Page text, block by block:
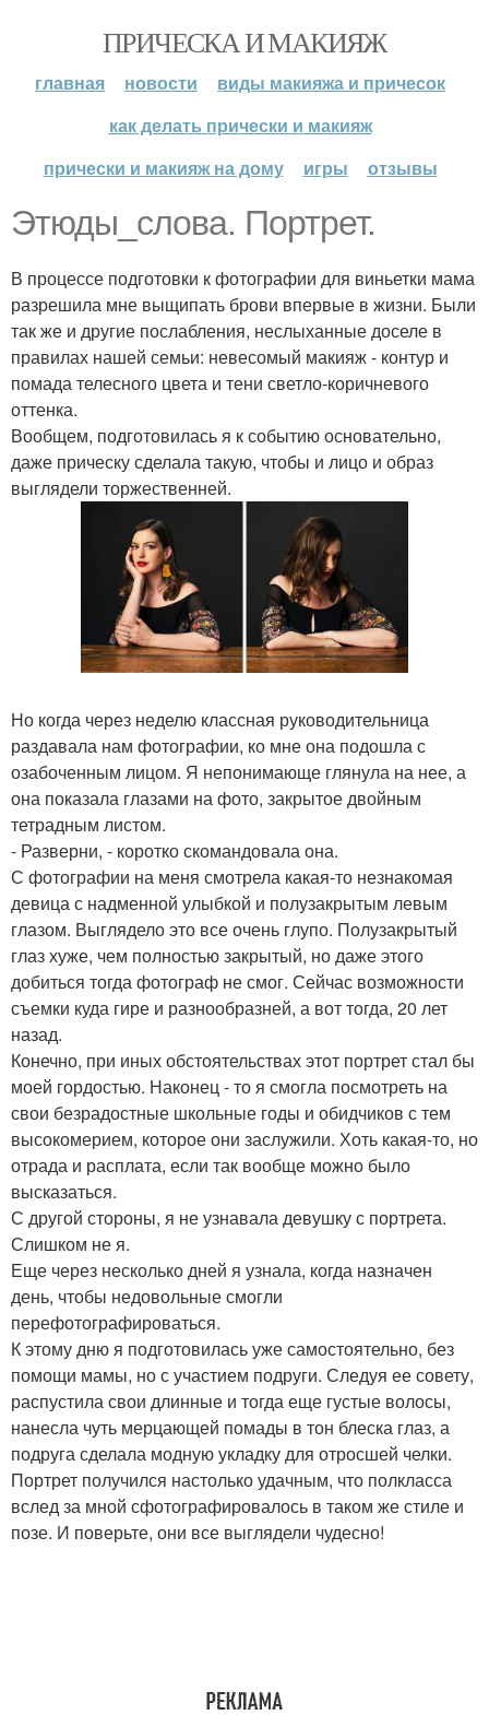
ПРИЧЕСКА И МАКИЯЖ
главная новости
виды макияжа и причесок
как делать прически и макияж
прически и макияж на дому
игры отзывы
Этюды_слова. Портрет.
В процессе подготовки к фотографии для виньетки мама
разрешила мне выщипать брови впервые в жизни. Были
так же и другие послабления, неслыханные доселе в
правилах нашей семьи: невесомый макияж - контур и
помада телесного цвета и тени светло-коричневого
оттенка.
Вообщем, подготовилась я к событию основательно,
даже прическу сделала такую, чтобы и лицо и образ
выглядели торжественней.
Но когда через неделю классная руководительница
раздавала нам фотографии, ко мне она подошла с
озабоченным лицом. Я непонимающе глянула на нее, а
она показала глазами на фото, закрытое двойным
тетрадным листом.
- Разверни, - коротко скомандовала она.
С фотографии на меня смотрела какая-то незнакомая
девица с надменной улыбкой и полузакрытым левым
глазом. Выглядело это все очень глупо. Полузакрытый
глаз хуже, чем полностью закрытый, но даже этого
добиться тогда фотограф не смог. Сейчас возможности
съемки куда гире и разнообразней, а вот тогда, 20 лет
назад.
Конечно, при иных обстоятельствах этот портрет стал бы
моей гордостью. Наконец - то я смогла посмотреть на
свои безрадостные школьные годы и обидчиков с тем
высокомерием, которое они заслужили. Хоть какая-то, но
отрада и расплата, если так вообще можно было
высказаться.
С другой стороны, я не узнавала девушку с портрета.
Слишком не я.
Еще через несколько дней я узнала, когда назначен
день, чтобы недовольные смогли
перефотографироваться.
К этому дню я подготовилась уже самостоятельно, без
помощи мамы, но с участием подруги. Следуя ее совету,
распустила свои длинные и тогда еще густые волосы,
нанесла чуть мерцающей помады в тон блеска глаз, а
подруга сделала модную укладку для отросшей челки.
Портрет получился настолько удачным, что полкласса
вслед за мной сфотографировалось в таком же стиле и
позе. И поверьте, они все выглядели чудесно!